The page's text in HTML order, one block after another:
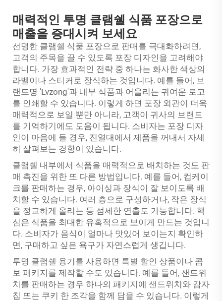
매력적인 투명 클램쉘 식품 포장으로
매출을 증대시켜 보세요
선명한 클램쉘 식품 포장으로 판매를 극대화하려면,
고객의 주목을 끌 수 있도록 포장 디자인을 고려해야
합니다. 가장 효과적인 전략 중 하나는 화사한 색상의
라벨이나 스티커로 장식하는 것입니다. 예를 들어, 브
랜드명 'Lvzong'과 내부 식품과 어울리는 귀여운 로고
를 인쇄할 수 있습니다. 이렇게 하면 포장 외관이 더욱
매력적으로 보일 뿐만 아니라, 고객이 귀사의 브랜드
를 기억하기에도 도움이 됩니다. 소비자는 포장 디자
인이 마음에 들 경우, 진열대에서 제품을 꺼내서 자세
히 살펴보는 경향이 있습니다.
클램쉘 내부에서 식품을 매력적으로 배치하는 것도 판
매 촉진을 위한 또 다른 방법입니다. 예를 들어, 컵케이
크를 판매하는 경우, 아이싱과 장식이 잘 보이도록 배
치할 수 있습니다. 여러 층으로 구성하거나, 작은 장식
을 정교하게 올리는 등 섬세한 연출도 가능합니다. 핵
심은 식품을 최대한 유혹적으로 보이게 만드는 것입니
다. 소비자가 음식이 얼마나 맛있어 보이는지 확인하
면, 구매하고 싶은 욕구가 자연스럽게 생깁니다.
투명 클램쉘 용기를 사용하면 특별 할인 상품이나 콤
보 패키지를 제작할 수도 있습니다. 예를 들어, 샌드위
치를 판매하는 경우 하나의 패키지에 샌드위치와 감자
칩 또는 쿠키 한 조각을 함께 담을 수 있습니다. 이렇게